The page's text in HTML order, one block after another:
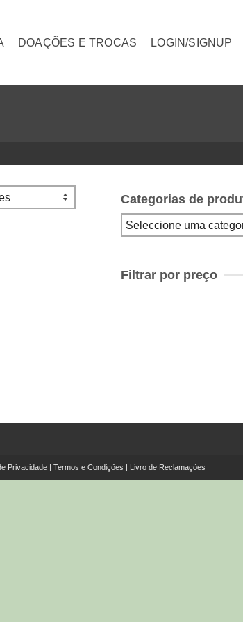
DOAÇÕES E TROCAS LOGIN/SIGNUP
Categorias de
Filtrar por preço
Privacidade| Termos e Condições | Livro de Reclamações